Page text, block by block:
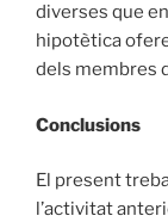
diverses que
hipotètica
dels membres
Conclusions
El present
l’activitat